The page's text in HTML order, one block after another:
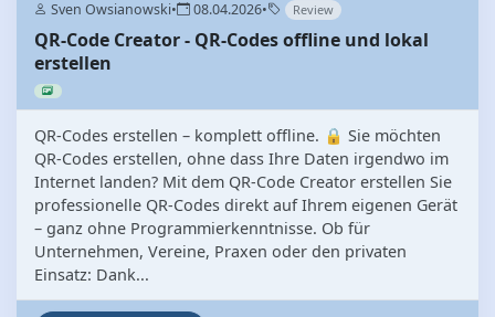
Sven Owsianowski• 08.04.2026• Review
QR-Code Creator - QR-Codes offline und lokal
erstellen
QR-Codes erstellen – komplett offline. 🔒 Sie möchten
QR-Codes erstellen, ohne dass Ihre Daten irgendwo im
Internet landen? Mit dem QR-Code Creator erstellen Sie
professionelle QR-Codes direkt auf Ihrem eigenen Gerät
– ganz ohne Programmierkenntnisse. Ob für
Unternehmen, Vereine, Praxen oder den privaten
Einsatz: Dank...